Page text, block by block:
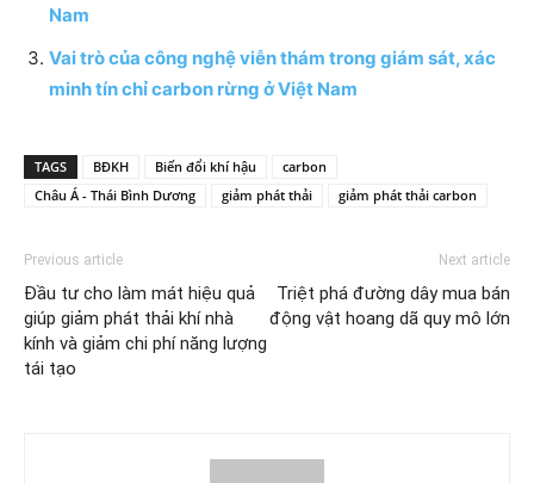
Nam
Vai trò của công nghệ viễn thám trong giám sát, xác
minh tín chỉ carbon rừng ở Việt Nam
TAGS BĐKH Biến đổi khí hậu
carbon
Châu Á - Thái Bình Dương
giảm phát thải giảm phát thải carbon
Previous article
Đầu tư cho làm mát hiệu quả
giúp giảm phát thải khí nhà
kính và giảm chi phí năng lượng
tái tạo
Next article
Triệt phá đường dây mua bán
động vật hoang dã quy mô lớn